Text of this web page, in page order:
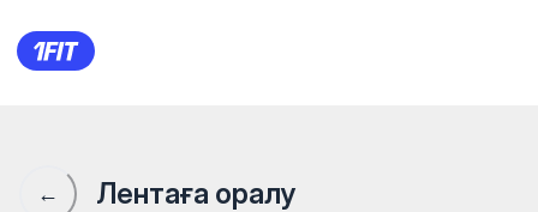
суботнее утро 🥳
← Лентаға оралу